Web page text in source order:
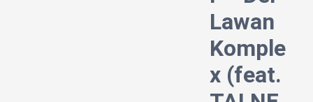
Lawan
Komple
x (feat.